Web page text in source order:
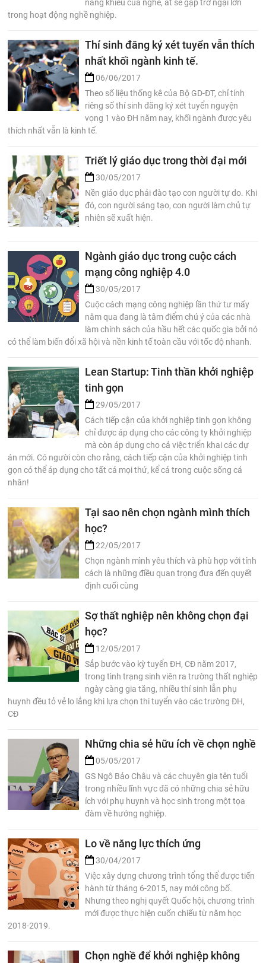
năng khiếu của nghề, ắt sẽ gặp trở ngại lớn
trong hoạt động nghề nghiệp.
Thí sinh đăng ký xét tuyển vẫn thích
nhất khối ngành kinh tế.
06/06/2017
Theo số liệu thống kê của Bộ GD-ĐT, chỉ tính
riêng số thí sinh đăng ký xét tuyển nguyện
vọng 1 vào ĐH năm nay, khối ngành được yêu
thích nhất vẫn là kinh tế.
Triết lý giáo dục trong thời đại mới
30/05/2017
Nền giáo dục phải đào tạo con người tự do. Khi
đó, con người sáng tạo, con người làm chủ tự
nhiên sẽ xuất hiện.
Ngành giáo dục trong cuộc cách
mạng công nghiệp 4.0
30/05/2017
Cuộc cách mạng công nghiệp lần thứ tư mấy
năm qua đang là tâm điểm chú ý của các nhà
làm chính sách của hầu hết các quốc gia bởi nó
có thể làm biến đổi xã hội và nền kinh tế toàn cầu với tốc độ nhanh.
Lean Startup: Tinh thần khởi nghiệp
tinh gọn
29/05/2017
Cách tiếp cận của khởi nghiệp tinh gọn không
chỉ được áp dụng cho các công ty khởi nghiệp
mà còn áp dụng cho cả việc triển khai các dự
án mới. Có người còn cho rằng, cách tiếp cận của khởi nghiệp tinh
gọn có thể áp dụng cho tất cả mọi thứ, kể cả trong cuộc sống cá
nhân!
Tại sao nên chọn ngành mình thích
học?
22/05/2017
Chọn ngành mình yêu thích và phù hợp với tính
cách là những điều quan trọng đưa đến quyết
định cuối cùng
Sợ thất nghiệp nên không chọn đại
học?
12/05/2017
Sắp bước vào kỳ tuyển ĐH, CĐ năm 2017,
trong tình trạng sinh viên ra trường thất nghiệp
ngày càng gia tăng, nhiều thí sinh lẫn phụ
huynh đều tỏ vẻ lo lắng khi lựa chọn thi tuyển vào các trường ĐH,
CĐ
Những chia sẻ hữu ích về chọn nghề
05/05/2017
GS Ngô Bảo Châu và các chuyên gia tên tuổi
trong nhiều lĩnh vực đã có những chia sẻ hữu
ích với phụ huynh và học sinh trong một tọa
đàm về hướng nghiệp.
Lo về năng lực thích ứng
30/04/2017
Việc xây dựng chương trình tổng thể được tiến
hành từ tháng 6-2015, nay mới công bố.
Nhưng theo nghị quyết Quốc hội, chương trình
mới được thực hiện cuốn chiếu từ năm học
2018-2019.
Chọn nghề để khởi nghiệp không